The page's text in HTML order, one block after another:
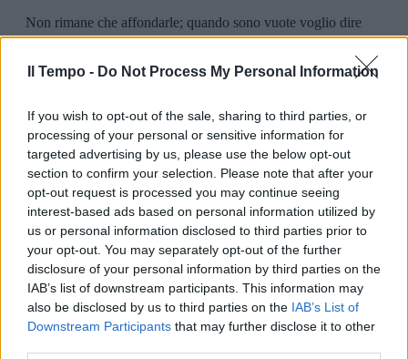
Il Tempo - Do Not Process My Personal Information
If you wish to opt-out of the sale, sharing to third parties, or
processing of your personal or sensitive information for
targeted advertising by us, please use the below opt-out
section to confirm your selection. Please note that after your
opt-out request is processed you may continue seeing
interest-based ads based on personal information utilized by
us or personal information disclosed to third parties prior to
your opt-out. You may separately opt-out of the further
disclosure of your personal information by third parties on the
IAB’s list of downstream participants. This information may
also be disclosed by us to third parties on the IAB’s List of
Downstream Participants that may further disclose it to other